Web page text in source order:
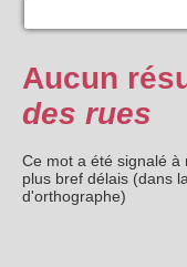
Aucun
des rues
Ce mot a été signalé à
plus bref délais (dans
d'orthographe)